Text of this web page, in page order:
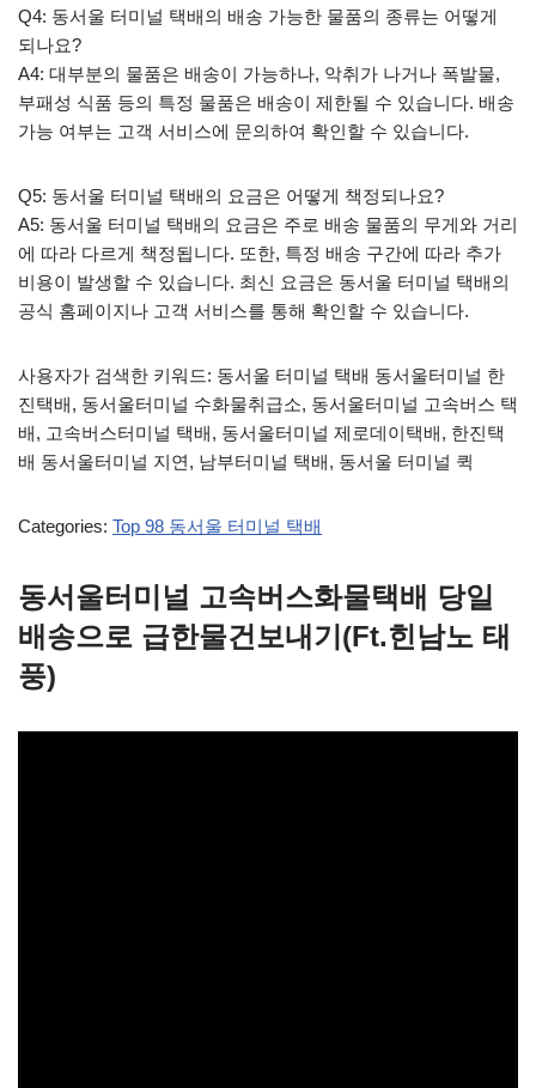
Q4: 동서울 터미널 택배의 배송 가능한 물품의 종류는 어떻게
되나요?
A4: 대부분의 물품은 배송이 가능하나, 악취가 나거나 폭발물,
부패성 식품 등의 특정 물품은 배송이 제한될 수 있습니다. 배송
가능 여부는 고객 서비스에 문의하여 확인할 수 있습니다.
Q5: 동서울 터미널 택배의 요금은 어떻게 책정되나요?
A5: 동서울 터미널 택배의 요금은 주로 배송 물품의 무게와 거리
에 따라 다르게 책정됩니다. 또한, 특정 배송 구간에 따라 추가
비용이 발생할 수 있습니다. 최신 요금은 동서울 터미널 택배의
공식 홈페이지나 고객 서비스를 통해 확인할 수 있습니다.
사용자가 검색한 키워드: 동서울 터미널 택배 동서울터미널 한
진택배, 동서울터미널 수화물취급소, 동서울터미널 고속버스 택
배, 고속버스터미널 택배, 동서울터미널 제로데이택배, 한진택
배 동서울터미널 지연, 남부터미널 택배, 동서울 터미널 퀵
Categories: Top 98 동서울 터미널 택배
동서울터미널 고속버스화물택배 당일
배송으로 급한물건보내기(Ft.힌남노 태
풍)